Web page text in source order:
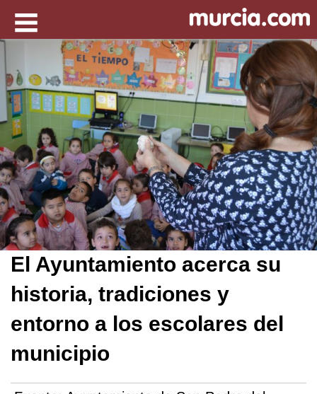
El Ayuntamiento acerca su
historia, tradiciones y
entorno a los escolares del
municipio